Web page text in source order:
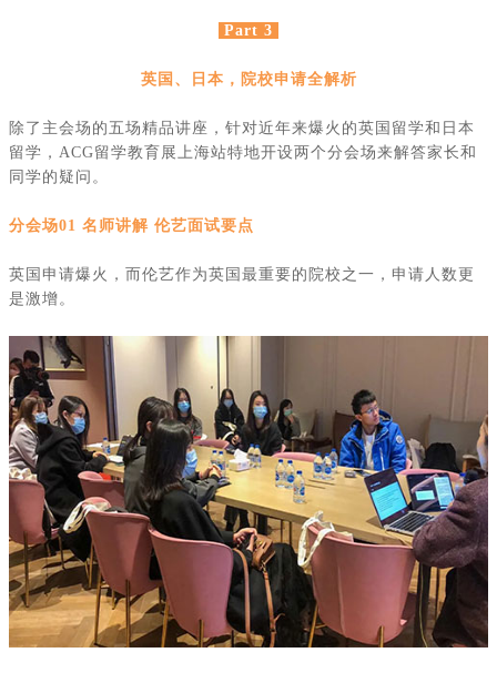
Part 3
英国、日本，院校申请全解析
除了主会场的五场精品讲座，针对近年来爆火的英国留学和日本
留学， ACG留学教育展上海站特地开设两个分会场来解答家长和
同学的疑问。
分会场01 名师讲解 伦艺面试要点
英国申请爆火，而伦艺作为英国最重要的院校之一，申请人数更
是激增。